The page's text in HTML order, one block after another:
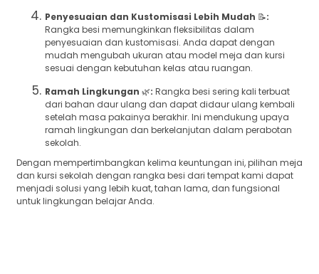
Penyesuaian dan Kustomisasi Lebih Mudah 📝:
Rangka besi memungkinkan fleksibilitas dalam
penyesuaian dan kustomisasi. Anda dapat dengan
mudah mengubah ukuran atau model meja dan kursi
sesuai dengan kebutuhan kelas atau ruangan.
Ramah Lingkungan 🌿: Rangka besi sering kali terbuat
dari bahan daur ulang dan dapat didaur ulang kembali
setelah masa pakainya berakhir. Ini mendukung upaya
ramah lingkungan dan berkelanjutan dalam perabotan
sekolah.
Dengan mempertimbangkan kelima keuntungan ini, pilihan meja
dan kursi sekolah dengan rangka besi dari tempat kami dapat
menjadi solusi yang lebih kuat, tahan lama, dan fungsional
untuk lingkungan belajar Anda.